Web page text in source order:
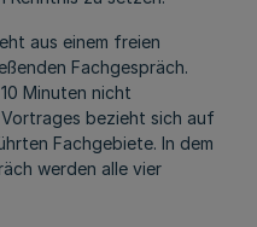
aus einem freien
Fachgespräch.
Minuten nicht
bezieht sich auf
Fachgebiete. In dem
werden alle vier